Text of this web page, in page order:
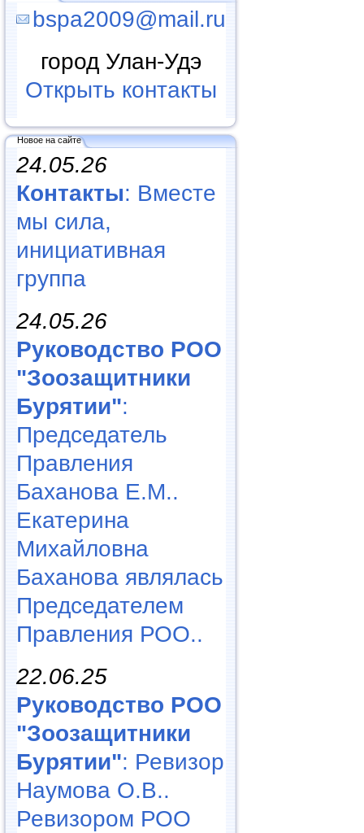
bspa2009@mail.ru
город Улан-Удэ
Открыть контакты
Новое на сайте
24.05.26
Контакты: Вместе
мы сила,
инициативная
группа
24.05.26
Руководство РОО
"Зоозащитники
Бурятии":
Председатель
Правления
Баханова Е.М..
Екатерина
Михайловна
Баханова являлась
Председателем
Правления РОО..
22.06.25
Руководство РОО
"Зоозащитники
Бурятии": Ревизор
Наумова О.В..
Ревизором РОО